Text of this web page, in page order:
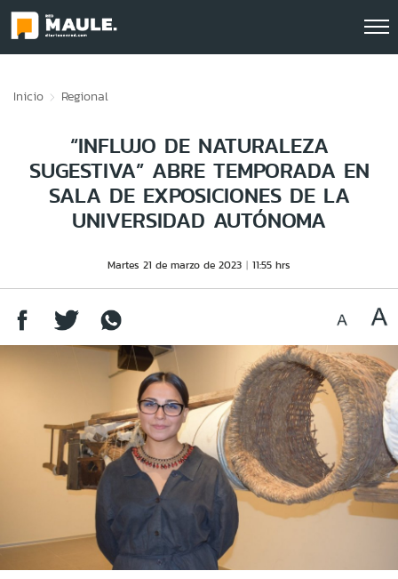
Inicio Regional
“INFLUJO DE NATURALEZA
SUGESTIVA” ABRE TEMPORADA EN
SALA DE EXPOSICIONES DE LA
UNIVERSIDAD AUTÓNOMA
Martes 21 de marzo de 2023 11:55 hrs